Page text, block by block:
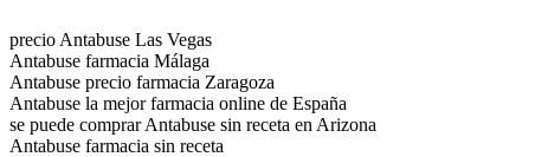
precio Antabuse Las Vegas
Antabuse farmacia Málaga
Antabuse precio farmacia Zaragoza
Antabuse la mejor farmacia online de España
se puede comprar Antabuse sin receta en Arizona
Antabuse farmacia sin receta